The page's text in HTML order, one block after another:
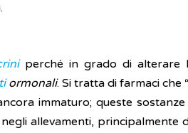
perché in grado di alterare
ormonali. Si tratta di farmaci che
immaturo; queste
allevamenti, principalmente